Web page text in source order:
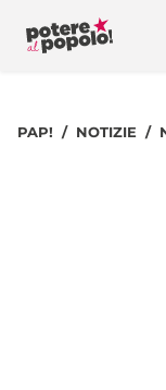
PAP! NOTIZIE